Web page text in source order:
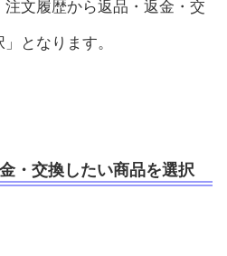
文履歴から返品・返金・交
となります。
・交換したい商品を選択